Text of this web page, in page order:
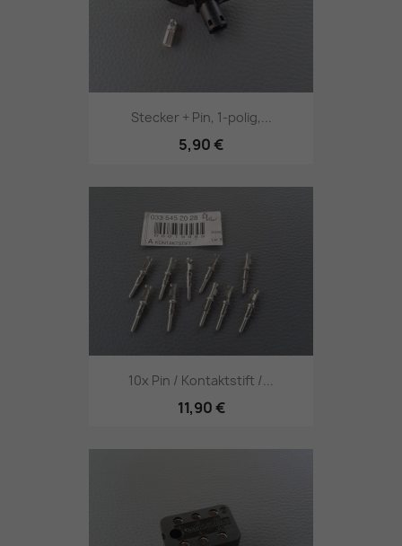
Stecker + Pin, 1-polig,...
5,90 €
10x Pin / Kontaktstift /...
11,90 €